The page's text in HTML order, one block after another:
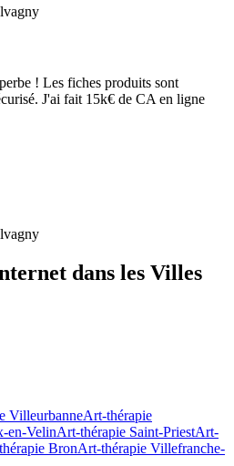
! Les fiches produits sont
J'ai fait 15k€ de CA en ligne
dans les Villes
VilleurbanneArt-thérapie
en-VelinArt-thérapie Saint-PriestArt-
BronArt-thérapie Villefranche-